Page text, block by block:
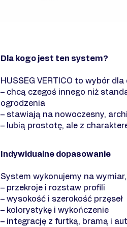
Dla kogo jest ten system?
HUSSEG VERTICO to wybór
– chcą czegoś innego niż
ogrodzenia
– stawiają na nowoczesny,
– lubią prostotę, ale z
Indywidualne dopasowanie
System wykonujemy na
– przekroje i rozstaw profili
– wysokość i szerokość przęseł
– kolorystykę i wykończenie
– integrację z furtką, bramą i